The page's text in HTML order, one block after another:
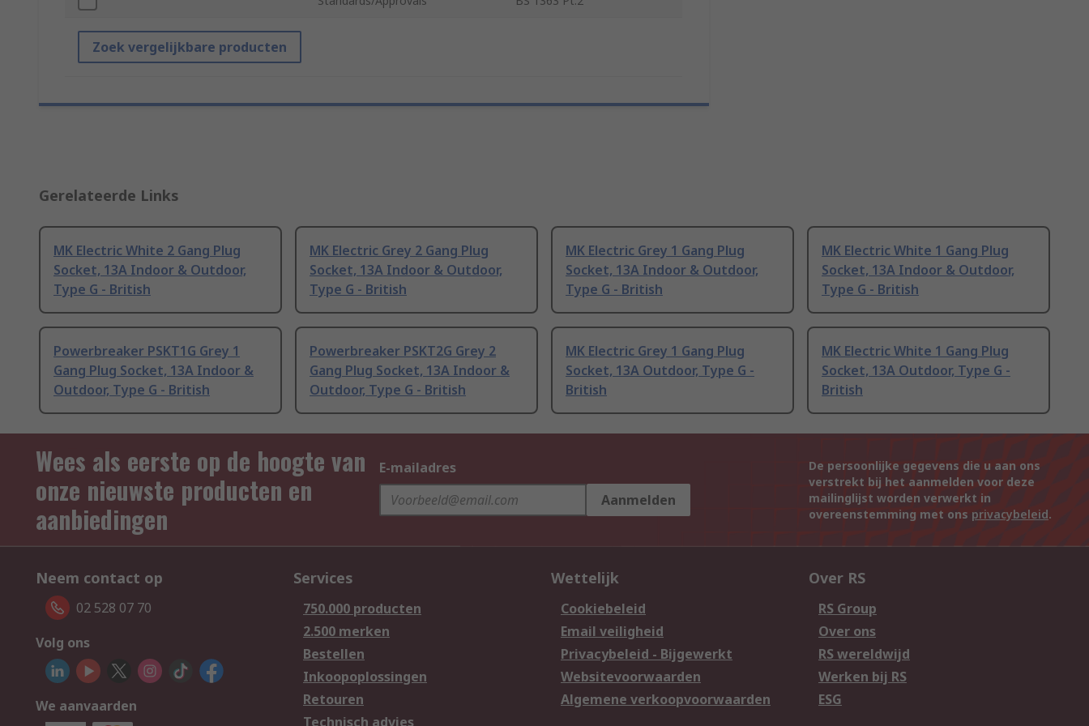
Zoek vergelijkbare producten
Gerelateerde Links
MK Electric White 2 Gang Plug
Socket, 13A Indoor & Outdoor,
Type G - British
MK Electric Grey 2 Gang Plug
Socket, 13A Indoor & Outdoor,
Type G - British
MK Electric Grey 1 Gang Plug
Socket, 13A Indoor & Outdoor,
Type G - British
MK Electric White 1 Gang Plug
Socket, 13A Indoor & Outdoor,
Type G - British
Powerbreaker PSKT1G Grey 1
Gang Plug Socket, 13A Indoor &
Outdoor, Type G - British
Powerbreaker PSKT2G Grey 2
Gang Plug Socket, 13A Indoor &
Outdoor, Type G - British
MK Electric Grey 1 Gang Plug
Socket, 13A Outdoor, Type G -
British
MK Electric White 1 Gang Plug
Socket, 13A Outdoor, Type G -
British
Wees als eerste op de hoogte van
onze nieuwste producten en
aanbiedingen
E-mailadres
Aanmelden
De persoonlijke gegevens die u aan ons
verstrekt bij het aanmelden voor deze
mailinglijst worden verwerkt in
overeenstemming met ons privacybeleid.
Neem contact op
02 528 07 70
Volg ons
We aanvaarden
Services
750.000 producten
2.500 merken
Bestellen
Inkoopoplossingen
Retouren
Technisch advies
Wettelijk
Cookiebeleid
Email veiligheid
Privacybeleid - Bijgewerkt
Websitevoorwaarden
Algemene verkoopvoorwaarden
Over RS
RS Group
Over ons
RS wereldwijd
Werken bij RS
ESG